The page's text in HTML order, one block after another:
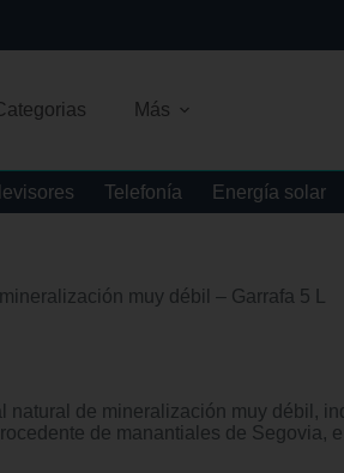
Más
Telefonía Energía solar
muy débil – Garrafa 5 L
natural de mineralización muy débil,
de manantiales de Segovia,